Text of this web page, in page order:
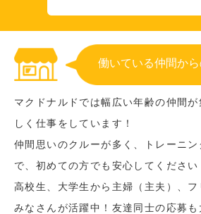
働いている仲間か
マクドナルドでは幅広い年齢の仲間
しく仕事をしています！
仲間思いのクルーが多く、トレーニ
で、初めての方でも安心してください
高校生、大学生から主婦（主夫）、
みなさんが活躍中！友達同士の応募も